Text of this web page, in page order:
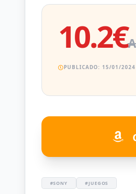
10.2€
PUBLICADO: 15/01/
#SONY #JUEGOS